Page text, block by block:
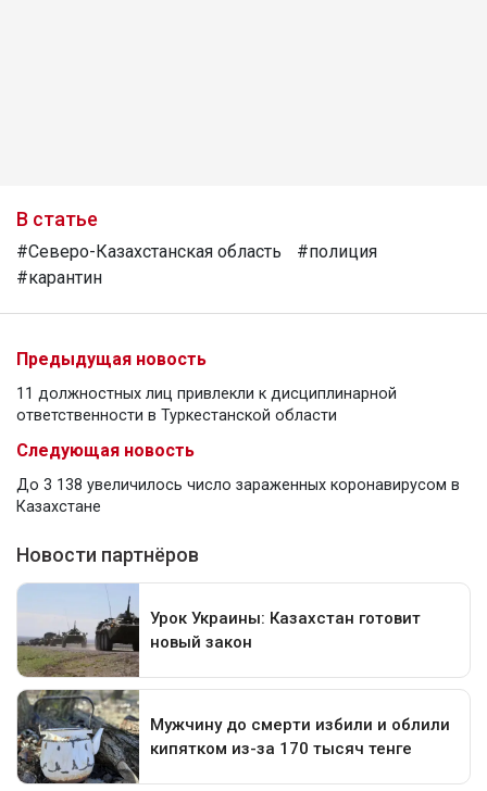
В статье
#Северо-Казахстанская область
#полиция
#карантин
Предыдущая новость
11 должностных лиц привлекли к дисциплинарной
ответственности в Туркестанской области
Следующая новость
До 3 138 увеличилось число зараженных коронавирусом в
Казахстане